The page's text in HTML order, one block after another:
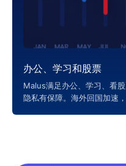
办公、学习和股票
Malus满足办公、学习、看
隐私有保障。海外回国加速